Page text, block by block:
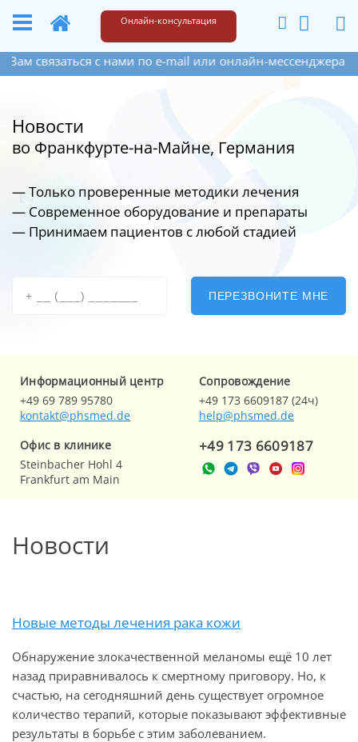
+49 173 6609187 Написать
Онлайн-консультация
с нами по e-mail или онлайн-мессенджера на
Новости
во Франкфурте-на-Майне, Германия
— Только проверенные методики лечения
— Современное оборудование и препараты
— Принимаем пациентов с любой стадией
ПЕРЕЗВОНИТЕ МНЕ
Информационный центр
+49 69 789 95780
kontakt@phsmed.de
Cопровождение
+49 173 6609187 (24ч)
help@phsmed.de
Офис в клинике
Steinbacher Hohl 4
Frankfurt am Main
+49 173 6609187
Новости
Новые методы лечения рака кожи
Обнаружение злокачественной меланомы ещё 10 лет
назад приравнивалось к смертному приговору. Но, к
счастью, на сегодняшний день существует огромное
количество терапий, которые показывают эффективные
результаты в борьбе с этим заболеванием.